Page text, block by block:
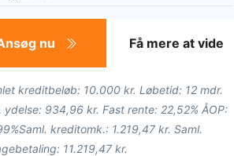
nu Få mere at vide
kreditbeløb: 10.000 kr. Løbetid: 12 mdr.
ydelse: 934,96 kr. Fast rente: 22,52% ÅOP:
kreditomk.: 1.219,47 kr. Saml.
11.219,47 kr.